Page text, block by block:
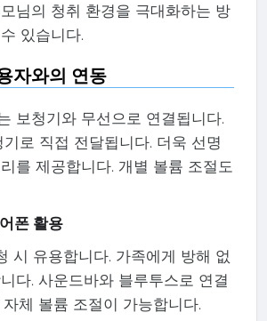
님의 청취 환경을 극대화하는 방
있습니다.
자와의 연동
보청기와 무선으로 연결됩니다.
로 직접 전달됩니다. 더욱 선명
를 제공합니다. 개별 볼륨 조절도
폰 활용
시 유용합니다. 가족에게 방해 없
다. 사운드바와 블루투스로 연결
체 볼륨 조절이 가능합니다.